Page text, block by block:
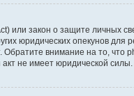
или закон о защите личных
юридических опекунов для
внимание на то, что
не имеет юридической силы.